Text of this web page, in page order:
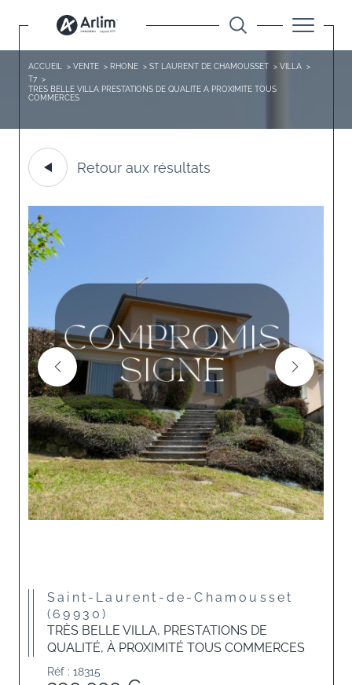
ACCUEIL VENTE RHONE ST LAURENT DE CHAMOUSSET
VILLA
T7
TRES BELLE VILLA PRESTATIONS DE QUALITE A PROXIMITE TOUS
COMMERCES
Retour aux résultats
Saint-Laurent-de-Chamousset
(69930)
TRÈS BELLE VILLA, PRESTATIONS DE
QUALITÉ, À PROXIMITÉ TOUS COMMERCES
Réf : 18315